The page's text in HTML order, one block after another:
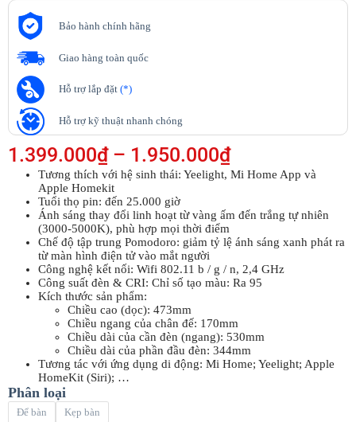
Bảo hành chính hãng
Giao hàng toàn quốc
Hỗ trợ lắp đặt (*)
Hỗ trợ kỹ thuật nhanh chóng
1.399.000₫ – 1.950.000₫
Tương thích với hệ sinh thái: Yeelight, Mi Home App và
Apple Homekit
Tuổi thọ pin: đến 25.000 giờ
Ánh sáng thay đổi linh hoạt từ vàng ấm đến trắng tự nhiên
(3000-5000K), phù hợp mọi thời điểm
Chế độ tập trung Pomodoro: giảm tỷ lệ ánh sáng xanh phát ra
từ màn hình điện tử vào mắt người
Công nghệ kết nối: Wifi 802.11 b / g / n, 2,4 GHz
Công suất đèn & CRI: Chỉ số tạo màu: Ra 95
Kích thước sản phẩm:
Chiều cao (dọc): 473mm
Chiều ngang của chân đế: 170mm
Chiều dài của cần đèn (ngang): 530mm
Chiều dài của phần đầu đèn: 344mm
Tương tác với ứng dụng di động: Mi Home; Yeelight; Apple
HomeKit (Siri); …
Phân loại
Để bàn Kẹp bàn